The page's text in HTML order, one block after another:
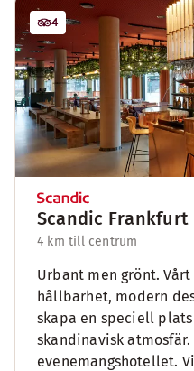
4
Scandic Frankfurt
4 km till centrum
Urbant men grönt.
hållbarhet, modern
skapa en speciell
skandinavisk
evenemangshotellet.